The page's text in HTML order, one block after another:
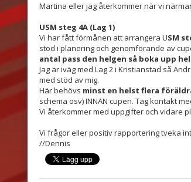
Martina eller jag återkommer när vi
USM steg 4A (Lag 1)
Vi har fått förmånen att arrangera USM
stöd i planering och genomförande av
antal pass den helgen så boka upp
Jag är iväg med Lag 2 i Kristianstad så
med stöd av mig.
Här behövs minst en helst flera
schema osv) INNAN cupen. Tag kontakt
Vi återkommer med uppgifter och vidare
Vi frågor eller positiv rapportering tveka
//Dennis